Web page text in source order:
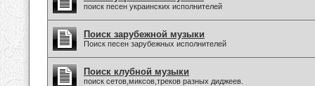
поиск песен украинских исполнителей
Поиск зарубежной музыки
Поиск песен зарубежных исполнителей
Поиск клубной музыки
поиск сетов,миксов,треков разных диджеев.